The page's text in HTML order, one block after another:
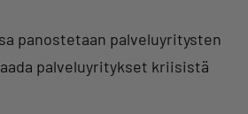
panostetaan palveluyritysten
palveluyritykset kriisistä